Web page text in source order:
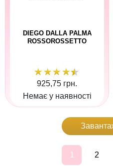
DIEGO DALLA PALMA
ROSSOROSSETTO
925,75 грн.
Немає у наявності
1 2